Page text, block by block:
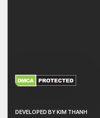
DEVELOPED BY KIM THANH
XEM THÊM